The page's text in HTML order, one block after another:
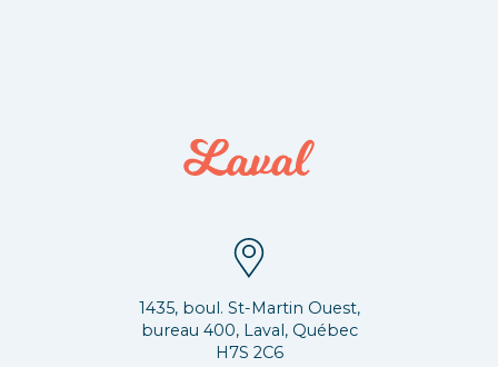
1435, boul. St-Martin Ouest,
bureau 400, Laval, Québec
H7S 2C6